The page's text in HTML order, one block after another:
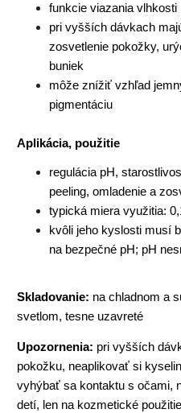
funkcie viazania vlhkosti
pri vyšších dávkach
zosvetlenie pokožky,
buniek
môže znížiť vzhľad
pigmentáciu
Aplikácia, použitie
regulácia pH,
peeling, omladenie a
typická miera využitia:
kvôli jeho kyslosti musí
na bezpečné pH; pH
Skladovanie: na chladnom a
svetlom, tesne uzavreté
Upozornenia: pri vyšších
pokožku, neaplikovať si
vyhýbať sa kontaktu s očami,
detí, len na kozmetické použitie